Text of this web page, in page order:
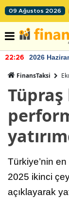
09 Ağustos 2026
22:26 2026
FinansTaksi
Türkiye’nin
2025 ikinci
açıklayarak